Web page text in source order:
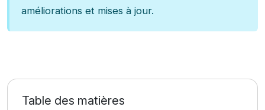
améliorations et mises à jour.
Table des matières